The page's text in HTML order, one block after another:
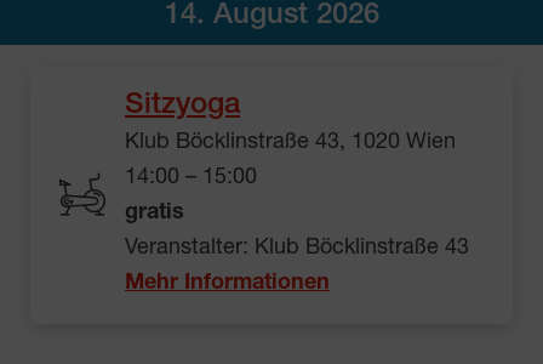
14. August 2026
Sitzyoga
Klub Böcklinstraße 43, 1020 Wien
14:00 – 15:00
gratis
Veranstalter: Klub Böcklinstraße 43
Mehr Informationen